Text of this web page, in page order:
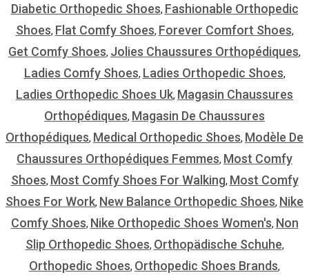
Diabetic Orthopedic Shoes, Fashionable Orthopedic
Shoes, Flat Comfy Shoes, Forever Comfort Shoes,
Get Comfy Shoes, Jolies Chaussures Orthopédiques,
Ladies Comfy Shoes, Ladies Orthopedic Shoes,
Ladies Orthopedic Shoes Uk, Magasin Chaussures
Orthopédiques, Magasin De Chaussures
Orthopédiques, Medical Orthopedic Shoes, Modèle De
Chaussures Orthopédiques Femmes, Most Comfy
Shoes, Most Comfy Shoes For Walking, Most Comfy
Shoes For Work, New Balance Orthopedic Shoes, Nike
Comfy Shoes, Nike Orthopedic Shoes Women's, Non
Slip Orthopedic Shoes, Orthopädische Schuhe,
Orthopedic Shoes, Orthopedic Shoes Brands,